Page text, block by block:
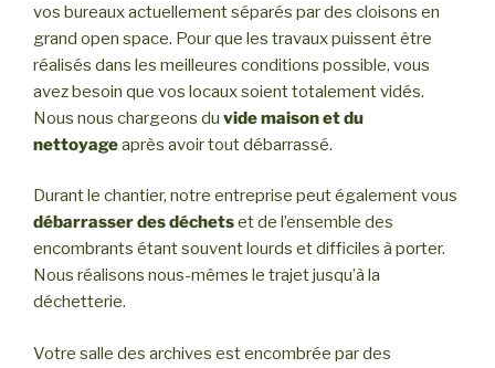
vos bureaux actuellement séparés par des cloisons en
grand open space. Pour que les travaux puissent être
réalisés dans les meilleures conditions possible, vous
avez besoin que vos locaux soient totalement vidés.
Nous nous chargeons du vide maison et du
nettoyageaprès avoir tout débarrassé.
Durant le chantier, notre entreprise peut également vous
débarrasser des déchetset de l’ensemble des
encombrants étant souvent lourds et difficiles à porter.
Nous réalisons nous-mêmes le trajet jusqu’à la
déchetterie.
Votre salle des archives est encombrée par des